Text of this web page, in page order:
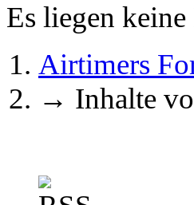
Es liegen
Airtimers
→ Inhalte